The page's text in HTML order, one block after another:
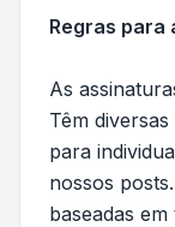
Regras para
As
Têm
para
nossos
baseadas